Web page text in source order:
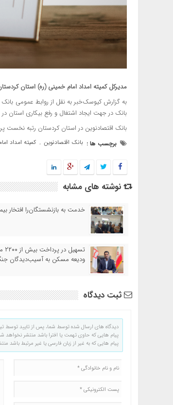
مدیرکل کمیته امداد امام خمینی (ره) استان
به گزارش کیوسک‌خبر به نقل از روابط عمومی
بانک در جهت ایجاد اشتغال و رفع بیکاری استان
بانک اقتصادنوین در استان کردستان رتبه نخست
برچسب ها : بانک اقتصادنوین , کمیته امداد
نوشته های مشابه
خدمت به بازنشستگان‌را افتخار
ودیعه مسکن به آسیب‌دیدگان
ثبت دیدگاه
دیدگاه های ارسال شده توسط شما، پس از تایید توسط
پیام هایی که حاوی تهمت یا افترا باشد منتشر نخواهد
پیام هایی که به غیر از زبان فارسی یا غیر مرتبط باشد